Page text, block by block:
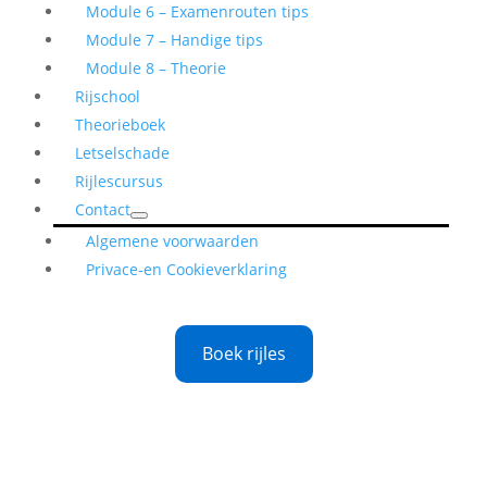
Module 6 – Examenrouten tips
Module 7 – Handige tips
Module 8 – Theorie
Rijschool
Theorieboek
Letselschade
Rijlescursus
Contact
Algemene voorwaarden
Privace-en Cookieverklaring
Boek rijles